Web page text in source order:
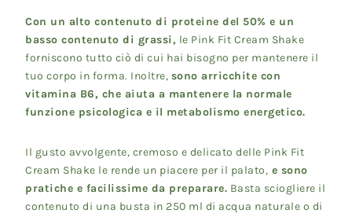
Con un alto contenuto di proteine del 50% e un
basso contenuto di grassi, le Pink Fit Cream Shake
forniscono tutto ciò di cui hai bisogno per mantenere il
tuo corpo in forma. Inoltre, sono arricchite con
vitamina B6, che aiuta a mantenere la normale
funzione psicologica e il metabolismo energetico.
Il gusto avvolgente, cremoso e delicato delle Pink Fit
Cream Shake le rende un piacere per il palato, e sono
pratiche e facilissime da preparare. Basta sciogliere il
contenuto di una busta in 250 ml di acqua naturale o di